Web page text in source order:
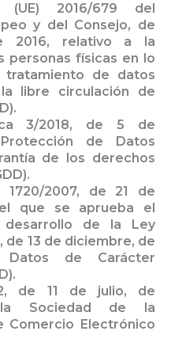
(UE) 2016/679 del
y del Consejo, de
2016, relativo a la
personas físicas en lo
de datos
libre circulación de
3/2018, de 5 de
de Datos
de los derechos
1720/2007, de 21 de
que se aprueba el
desarrollo de la Ley
de 13 de diciembre, de
Datos de Carácter
de 11 de julio, de
Sociedad de la
Comercio Electrónico